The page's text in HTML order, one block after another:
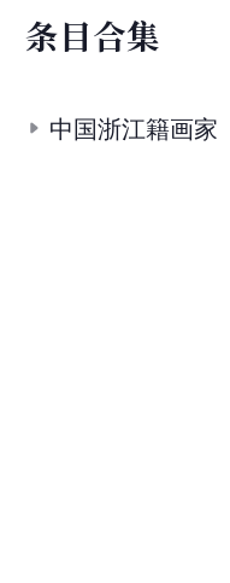
条目合集
中国浙江籍画家